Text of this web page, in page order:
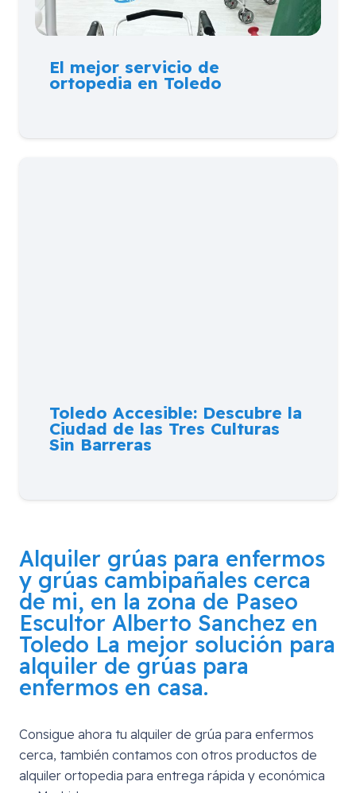
El mejor servicio de
ortopedia en Toledo
Toledo Accesible: Descubre la
Ciudad de las Tres Culturas
Sin Barreras
Alquiler grúas para enfermos
y grúas cambipañales cerca
de mi, en la zona de Paseo
Escultor Alberto Sanchez en
Toledo La mejor solución para
alquiler de grúas para
enfermos en casa.
Consigue ahora tu alquiler de grúa para enfermos
cerca, también contamos con otros productos de
alquiler ortopedia para entrega rápida y económica